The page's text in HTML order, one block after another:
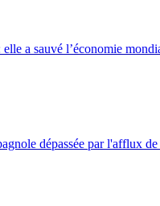
a sauvé l’économie
dépassée par l'afflux